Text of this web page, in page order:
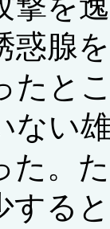
惑腺
たと
ない
た。
する